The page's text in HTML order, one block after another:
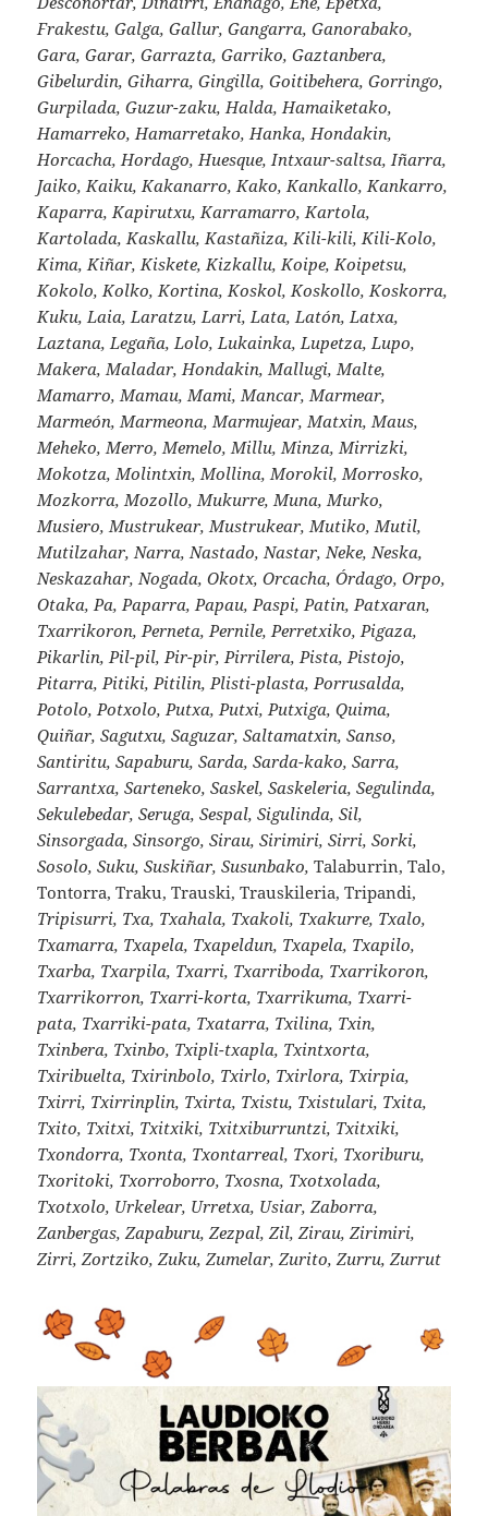
Frakestu, Galga, Gallur, Gangarra, Ganorabako,
Gara, Garar, Garrazta, Garriko, Gaztanbera,
Gibelurdin, Giharra, Gingilla, Goitibehera, Gorringo,
Gurpilada, Guzur-zaku, Halda, Hamaiketako,
Hamarreko, Hamarretako, Hanka, Hondakin,
Horcacha, Hordago, Huesque, Intxaur-saltsa, Iñarra,
Jaiko, Kaiku, Kakanarro, Kako, Kankallo, Kankarro,
Kaparra, Kapirutxu, Karramarro, Kartola,
Kartolada, Kaskallu, Kastañiza, Kili-kili, Kili-Kolo,
Kima, Kiñar, Kiskete, Kizkallu, Koipe, Koipetsu,
Kokolo, Kolko, Kortina, Koskol, Koskollo, Koskorra,
Kuku, Laia, Laratzu, Larri, Lata, Latón, Latxa,
Laztana, Legaña, Lolo, Lukainka, Lupetza, Lupo,
Makera, Maladar, Hondakin, Mallugi, Malte,
Mamarro, Mamau, Mami, Mancar, Marmear,
Marmeón, Marmeona, Marmujear, Matxin, Maus,
Meheko, Merro, Memelo, Millu, Minza, Mirrizki,
Mokotza, Molintxin, Mollina, Morokil, Morrosko,
Mozkorra, Mozollo, Mukurre, Muna, Murko,
Musiero, Mustrukear, Mustrukear, Mutiko, Mutil,
Mutilzahar, Narra, Nastado, Nastar, Neke, Neska,
Neskazahar, Nogada, Okotx, Orcacha, Órdago, Orpo,
Otaka, Pa, Paparra, Papau, Paspi, Patin, Patxaran,
Txarrikoron, Perneta, Pernile, Perretxiko, Pigaza,
Pikarlin, Pil-pil, Pir-pir, Pirrilera, Pista, Pistojo,
Pitarra, Pitiki, Pitilin, Plisti-plasta, Porrusalda,
Potolo, Potxolo, Putxa, Putxi, Putxiga, Quima,
Quiñar, Sagutxu, Saguzar, Saltamatxin, Sanso,
Santiritu, Sapaburu, Sarda, Sarda-kako, Sarra,
Sarrantxa, Sarteneko, Saskel, Saskeleria, Segulinda,
Sekulebedar, Seruga, Sespal, Sigulinda, Sil,
Sinsorgada, Sinsorgo, Sirau, Sirimiri, Sirri, Sorki,
Sosolo, Suku, Suskiñar, Susunbako, Talaburrin, Talo,
Tontorra, Traku, Trauski, Trauskileria, Tripandi,
Tripisurri, Txa, Txahala, Txakoli, Txakurre, Txalo,
Txamarra, Txapela, Txapeldun, Txapela, Txapilo,
Txarba, Txarpila, Txarri, Txarriboda, Txarrikoron,
Txarrikorron, Txarri-korta, Txarrikuma, Txarri-
pata, Txarriki-pata, Txatarra, Txilina, Txin,
Txinbera, Txinbo, Txipli-txapla, Txintxorta,
Txiribuelta, Txirinbolo, Txirlo, Txirlora, Txirpia,
Txirri, Txirrinplin, Txirta, Txistu, Txistulari, Txita,
Txito, Txitxi, Txitxiki, Txitxiburruntzi, Txitxiki,
Txondorra, Txonta, Txontarreal, Txori, Txoriburu,
Txoritoki, Txorroborro, Txosna, Txotxolada,
Txotxolo, Urkelear, Urretxa, Usiar, Zaborra,
Zanbergas, Zapaburu, Zezpal, Zil, Zirau, Zirimiri,
Zirri, Zortziko, Zuku, Zumelar, Zurito, Zurru, Zurrut